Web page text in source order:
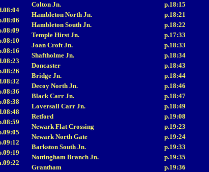
Colton Jn.
p.18:15
Hambleton North Jn.
p.18:21
Hambleton South Jn.
p.18:22
Temple Hirst Jn.
p.17:33
Joan Croft Jn.
p.18:33
Shaftholme Jn.
p.18:34
Doncaster
p.18:43
Bridge Jn.
p.18:44
Decoy North Jn.
p.18:46
Black Carr Jn.
p.18:47
Loversall Carr Jn.
p.18:49
Retford
p.19:08
Newark Flat Crossing
p.19:23
Newark North Gate
p.19:24
Barkston South Jn.
p.19:33
Nottingham Branch Jn.
p.19:35
Grantham
p.19:36